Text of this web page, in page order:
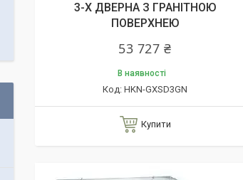
3-Х ДВЕРНА З ГРАНІТНОЮ
ПОВЕРХНЕЮ
53 727 ₴
В наявності
HKN-GXSD3GN
Купити